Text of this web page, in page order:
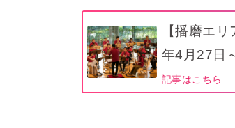
【播磨エ
年4月27日
記事はこちら